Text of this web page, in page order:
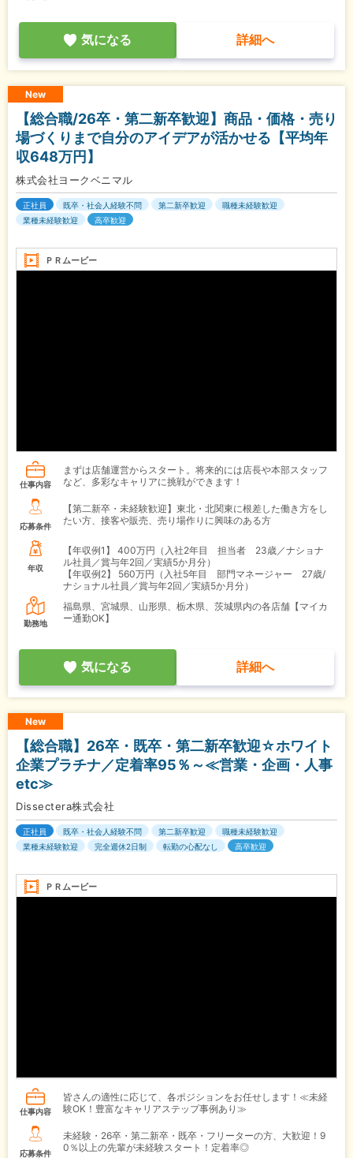
気になる 詳細へ
New
【総合職/26卒・第二新卒歓迎】商品・価格・売り
場づくりまで自分のアイデアが活かせる【平均年
収648万円】
株式会社ヨークベニマル
正社員 既卒・社会人経験不問 第二新卒歓迎
職種未経験歓迎
業種未経験歓迎
高卒歓迎
ＰＲムービー
仕事内容
まずは店舗運営からスタート。将来的には店長や本部スタッフ
など、多彩なキャリアに挑戦ができます！
応募条件
【第二新卒・未経験歓迎】東北・北関東に根差した働き方をし
たい方、接客や販売、売り場作りに興味のある方
年収
【年収例1】
400万円（入社2年目 担当者 23歳／ナショナ
ル社員／賞与年2回／実績5か月分）
【年収例2】
560万円（入社5年目 部門マネージャー 27歳/
ナショナル社員／賞与年2回／実績5か月分）
勤務地
福島県、宮城県、山形県、栃木県、茨城県内の各店舗【マイカ
ー通勤OK】
気になる 詳細へ
New
【総合職】26卒・既卒・第二新卒歓迎☆ホワイト
企業プラチナ／定着率95％～≪営業・企画・人事
etc≫
Dissectera株式会社
正社員 既卒・社会人経験不問 第二新卒歓迎
職種未経験歓迎
業種未経験歓迎
完全週休2日制 転勤の心配なし 高卒歓迎
ＰＲムービー
仕事内容
皆さんの適性に応じて、各ポジションをお任せします！≪未経
験OK！豊富なキャリアステップ事例あり≫
応募条件
未経験・26卒・第二新卒・既卒・フリーターの方、大歓迎！9
0％以上の先輩が未経験スタート！定着率◎